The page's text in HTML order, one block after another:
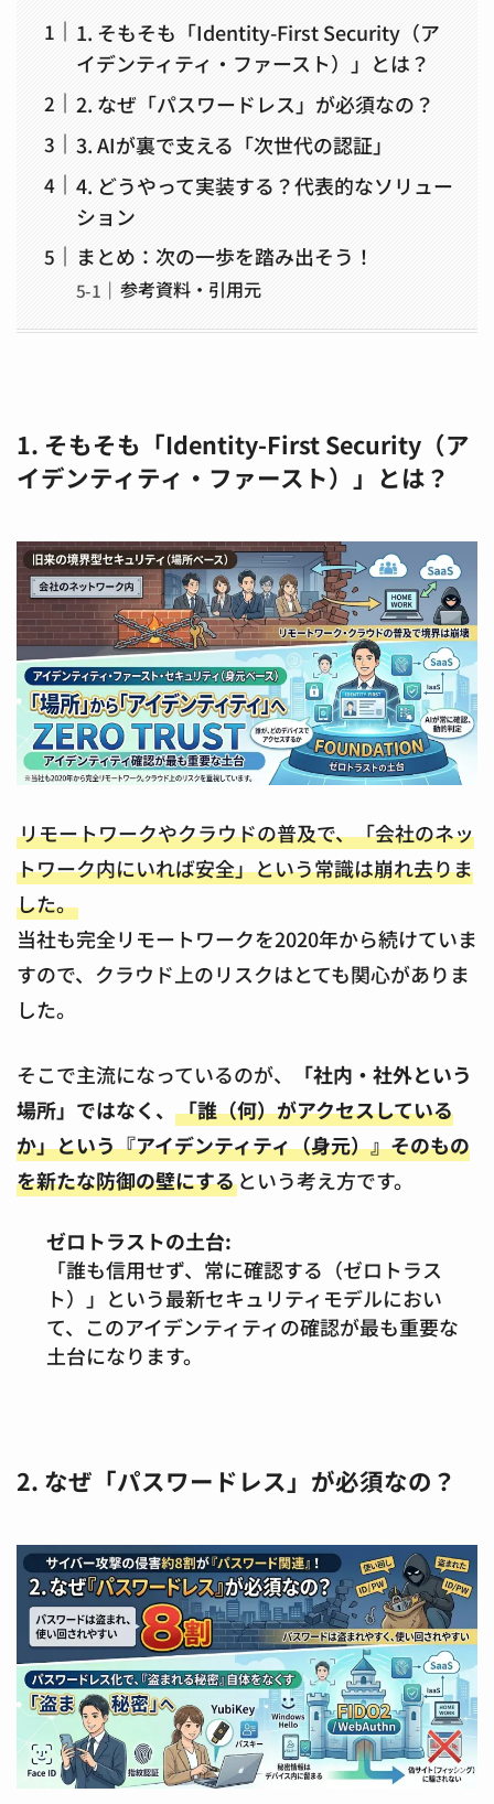
1. そもそも「Identity-First Security（ア
イデンティティ・ファースト）」とは？
2. なぜ「パスワードレス」が必須なの？
3. AIが裏で支える「次世代の認証」
4. どうやって実装する？代表的なソリュー
ション
まとめ：次の一歩を踏み出そう！
参考資料・引用元
1. そもそも「Identity-First Security（ア
イデンティティ・ファースト）」とは？
リモートワークやクラウドの普及で、「会社のネッ
トワーク内にいれば安全」という常識は崩れ去りま
した。
当社も完全リモートワークを2020年から続けていま
すので、クラウド上のリスクはとても関心がありま
した。
そこで主流になっているのが、
「社内・社外という
場所」ではなく、 「誰（何）がアクセスしている
か」という『アイデンティティ（身元）』そのもの
を新たな防御の壁にするという考え方です。
ゼロトラストの土台:
「誰も信用せず、常に確認する（ゼロトラス
ト）」という最新セキュリティモデルにおい
て、このアイデンティティの確認が最も重要な
土台になります。
2. なぜ「パスワードレス」が必須なの？